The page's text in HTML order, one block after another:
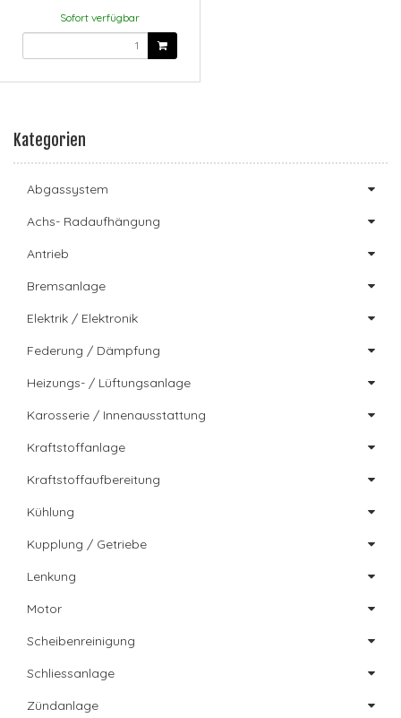
Sofort verfügbar
Kategorien
Abgassystem
Achs- Radaufhängung
Antrieb
Bremsanlage
Elektrik / Elektronik
Federung / Dämpfung
Heizungs- / Lüftungsanlage
Karosserie / Innenausstattung
Kraftstoffanlage
Kraftstoffaufbereitung
Kühlung
Kupplung / Getriebe
Lenkung
Motor
Scheibenreinigung
Schliessanlage
Zündanlage